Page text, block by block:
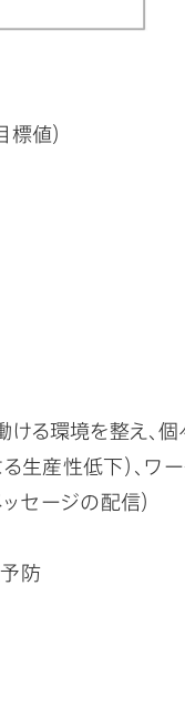
値）
る環境を整え、
る生産性低下）、
ッセージの配信）
防